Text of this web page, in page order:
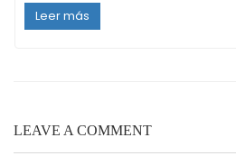
Leer más
LEAVE A COMMENT